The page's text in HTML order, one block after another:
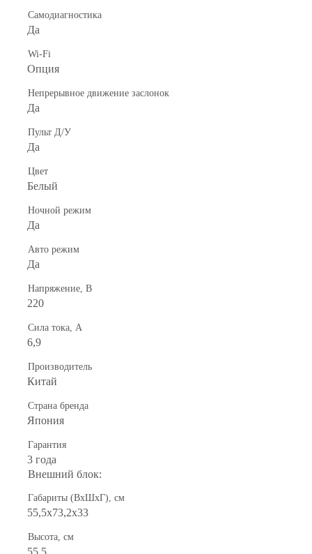
Самодиагностика
Да
Wi-Fi
Опция
Непрерывное движение заслонок
Да
Пульт Д/У
Да
Цвет
Белый
Ночной режим
Да
Авто режим
Да
Напряжение, В
220
Сила тока, А
6,9
Производитель
Китай
Страна бренда
Япония
Гарантия
3 года
Внешний блок:
Габариты (ВхШхГ), см
55,5х73,2х33
Высота, см
55,5